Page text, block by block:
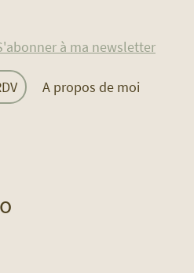
à ma newsletter
A propos de moi